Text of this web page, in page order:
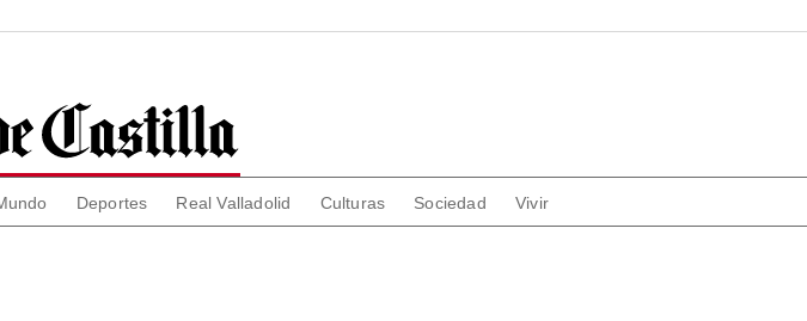
Deportes Real Valladolid Culturas Sociedad Vivir